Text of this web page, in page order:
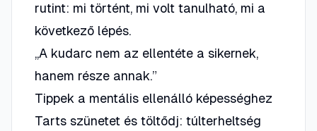
rutint: mi történt, mi volt tanulható, mi a
következő lépés.
„A kudarc nem az ellentéte a sikernek,
hanem része annak.”
Tippek a mentális ellenálló képességhez
Tarts szünetet és töltődj: túlterheltség